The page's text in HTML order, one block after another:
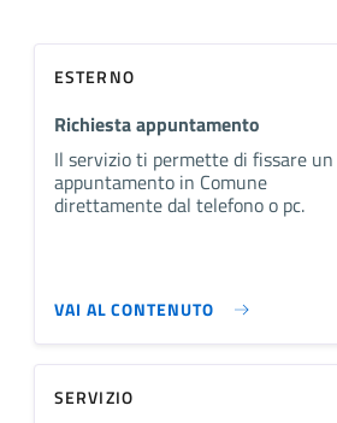
ESTERNO
Richiesta appuntamento
Il servizio ti permette di fissare un
appuntamento in Comune
direttamente dal telefono o pc.
VAI AL CONTENUTO
SERVIZIO